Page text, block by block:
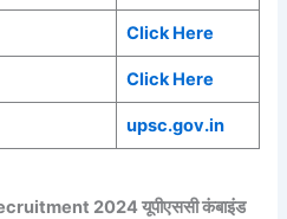
Click Here
Click Here
upsc.gov.in
2024 यूपीएससी कंबाइंड